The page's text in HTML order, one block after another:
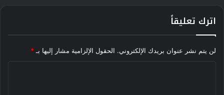
اترك تعليقاً
لن يتم نشر عنوان بريدك الإلكتروني. الحقول الإلزامية مشار إليها بـ *